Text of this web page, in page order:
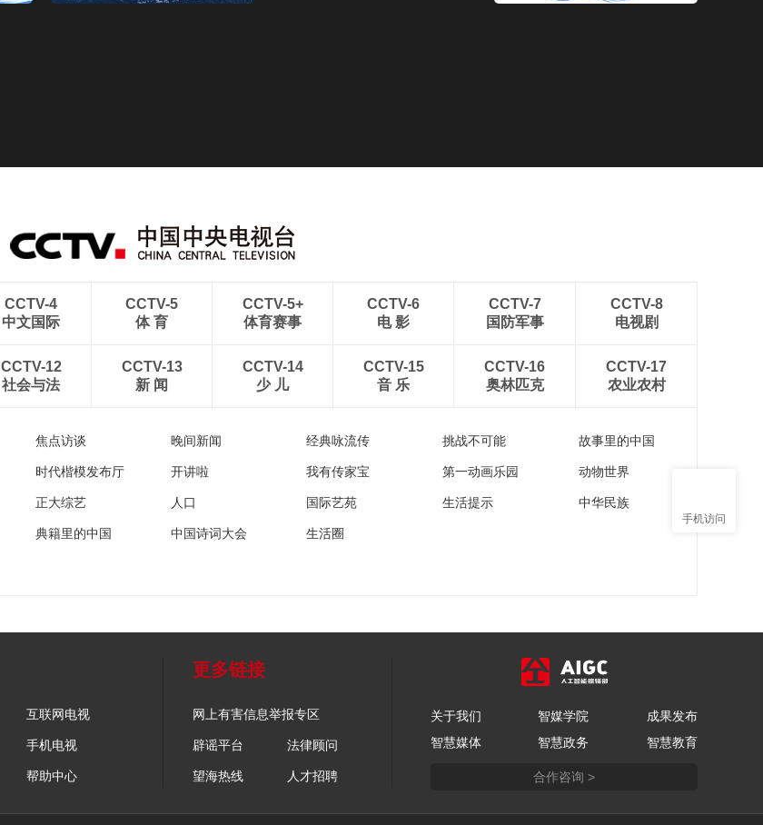
手机访问
CCTV-4
中文国际
CCTV-5
体 育
CCTV-5+
体育赛事
CCTV-6
电 影
CCTV-7
国防军事
CCTV-8
电视剧
CCTV-12
社会与法
CCTV-13
新 闻
CCTV-14
少 儿
CCTV-15
音 乐
CCTV-16
奥林匹克
CCTV-17
农业农村
焦点访谈 晚间新闻 经典咏流传 挑战不可能 故事里的中国
时代楷模发布厅 开讲啦 我有传家宝 第一动画乐园 动物世界
正大综艺 人口 国际艺苑 生活提示 中华民族
典籍里的中国 中国诗词大会 生活圈
互联网电视
手机电视
帮助中心
更多链接
网上有害信息举报专区
辟谣平台 法律顾问
望海热线 人才招聘
关于我们 智媒学院
成果发布
智慧媒体
智慧政务 智慧教育
合作咨询 >